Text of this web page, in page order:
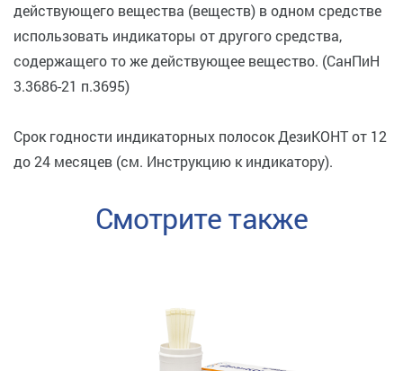
действующего вещества (веществ) в одном средстве
использовать индикаторы от другого средства,
содержащего то же действующее вещество. (СанПиН
3.3686-21 п.3695)
Срок годности индикаторных полосок ДезиКОНТ от 12
до 24 месяцев (см. Инструкцию к индикатору).
Смотрите также